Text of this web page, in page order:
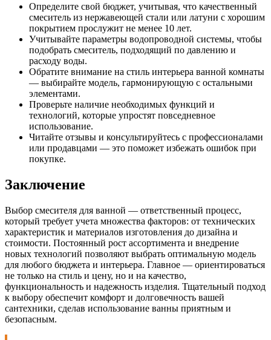
Определите свой бюджет, учитывая, что качественный
смеситель из нержавеющей стали или латуни с хорошим
покрытием прослужит не менее 10 лет.
Учитывайте параметры водопроводной системы, чтобы
подобрать смеситель, подходящий по давлению и
расходу воды.
Обратите внимание на стиль интерьера ванной комнаты
— выбирайте модель, гармонирующую с остальными
элементами.
Проверьте наличие необходимых функций и
технологий, которые упростят повседневное
использование.
Читайте отзывы и консультируйтесь с профессионалами
или продавцами — это поможет избежать ошибок при
покупке.
Заключение
Выбор смесителя для ванной — ответственный процесс,
который требует учета множества факторов: от технических
характеристик и материалов изготовления до дизайна и
стоимости. Постоянный рост ассортимента и внедрение
новых технологий позволяют выбрать оптимальную модель
для любого бюджета и интерьера. Главное — ориентироваться
не только на стиль и цену, но и на качество,
функциональность и надежность изделия. Тщательный подход
к выбору обеспечит комфорт и долговечность вашей
сантехники, сделав использование ванны приятным и
безопасным.